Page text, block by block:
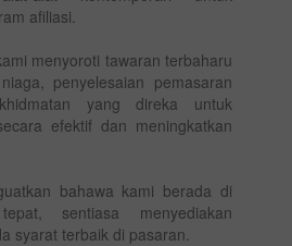
afiliasi.
menyoroti tawaran terbaharu
penyelesaian pemasaran
yang direka untuk
efektif dan meningkatkan
bahawa kami berada di
sentiasa menyediakan
syarat terbaik di pasaran.